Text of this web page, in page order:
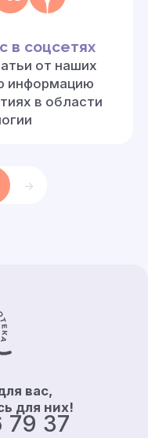
в соцсетях
от наших
информацию
в области
->
79 37
вас,
для них!